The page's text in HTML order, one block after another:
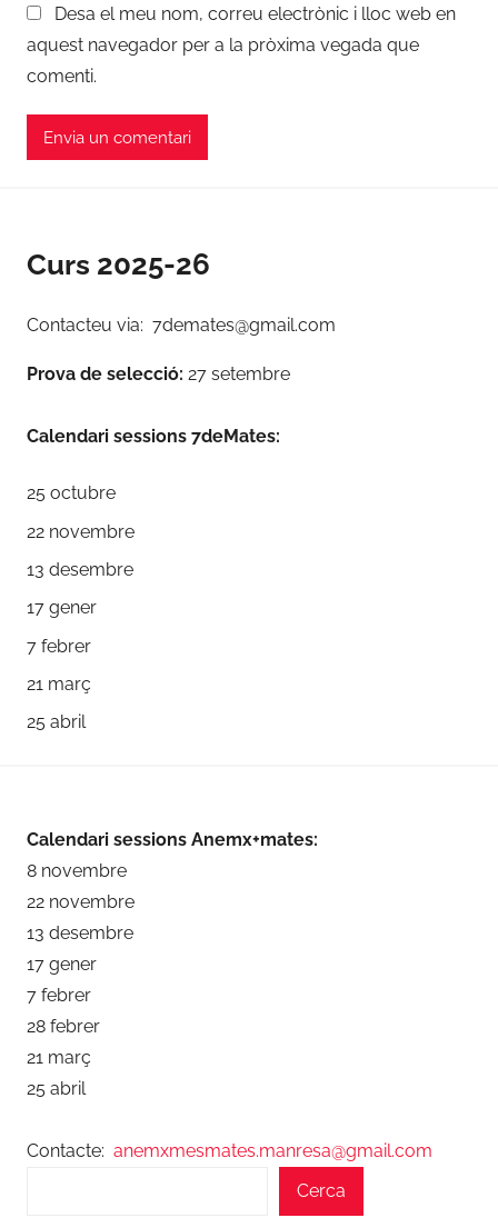
Desa el meu nom, correu electrònic i lloc web en
aquest navegador per a la pròxima vegada que
comenti.
Curs 2025-26
Contacteu via: 7demates@gmail.com
Prova de selecció: 27 setembre
Calendari sessions 7deMates:
25 octubre
22 novembre
13 desembre
17 gener
7 febrer
21 març
25 abril
Calendari sessions Anemx+mates:
8 novembre
22 novembre
13 desembre
17 gener
7 febrer
28 febrer
21 març
25 abril
Contacte: anemxmesmates.manresa@gmail.com
Cerca